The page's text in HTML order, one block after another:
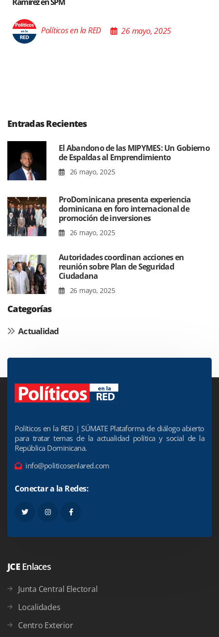
26 mayo, 2025 Políticos en la RED
Entradas Recientes
El Abandono de las MIPYMES: Un Gobierno
de Espaldas al Emprendimiento
26 mayo, 2025
ProDominicana presenta experiencia
dominicana en foro internacional de
promoción de inversiones
26 mayo, 2025
Autoridades coordinan acciones en
reunión sobre Plan de Seguridad
Ciudadana
26 mayo, 2025
Categorías
Actualidad
Políticos en la RED | SÚMATE Plataforma de diálogo abierto
para tratar temas de la actualidad política y social de la
República Dominicana.
info@politicosenlared.com
Conectar a la Redes:
JCE Enlaces
Junta Central Electoral
Localidades
Centro Exterior